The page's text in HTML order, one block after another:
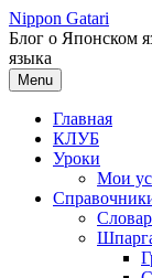
Перейти
к
содержимому
Nippon Gatari
Блог о Японском
языка
Menu
Главная
КЛУБ
Уроки
Мои